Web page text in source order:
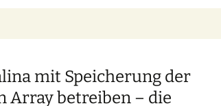
mit Speicherung der
Array betreiben – die